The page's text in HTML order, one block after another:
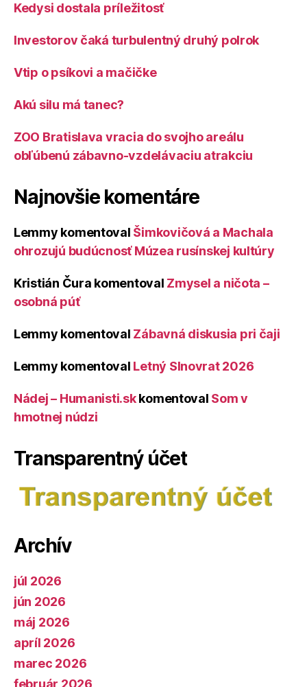
Kedysi dostala príležitosť
Investorov čaká turbulentný druhý polrok
Vtip o psíkovi a mačičke
Akú silu má tanec?
ZOO Bratislava vracia do svojho areálu
obľúbenú zábavno-vzdelávaciu atrakciu
Najnovšie komentáre
Lemmy komentoval Šimkovičová a Machala
ohrozujú budúcnosť Múzea rusínskej kultúry
Kristián Čura komentoval Zmysel a ničota –
osobná púť
Lemmy komentoval Zábavná diskusia pri čaji
Lemmy komentoval Letný Slnovrat 2026
Nádej – Humanisti.skkomentoval Som v
hmotnej núdzi
Transparentný účet
Archív
júl 2026
jún 2026
máj 2026
apríl 2026
marec 2026
február 2026